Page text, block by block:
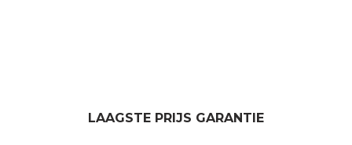
LAAGSTE PRIJS GARANTIE